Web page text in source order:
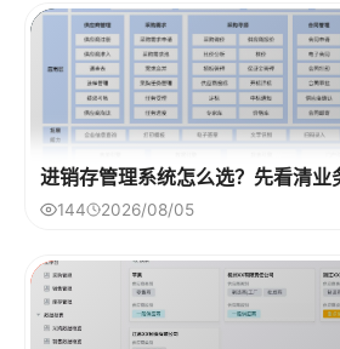
进销存管理系统怎么选？先看清业
144 2026/08/05